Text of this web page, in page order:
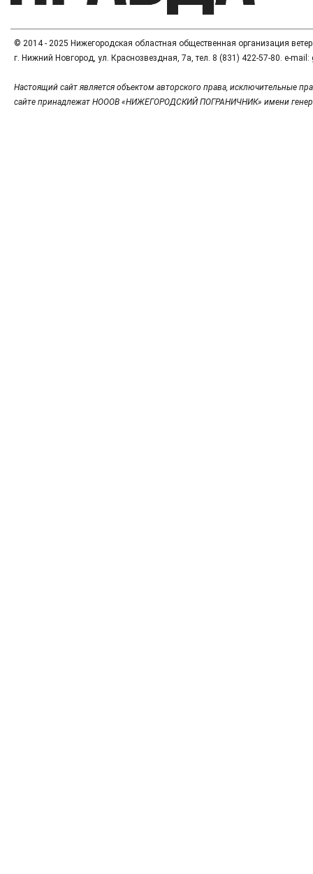
© 2014 - 2025 Нижегородская областная общественная организация
г. Нижний Новгород, ул. Краснозвездная, 7а, тел. 8 (831) 422-57-80. e-
Настоящий сайт является объектом авторского права, исключительные
сайте принадлежат НОООВ «НИЖЕГОРОДСКИЙ ПОГРАНИЧНИК» имени